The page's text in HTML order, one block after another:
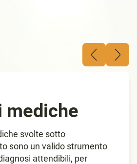
mediche
svolte sotto
sono un valido strumento
attendibili, per